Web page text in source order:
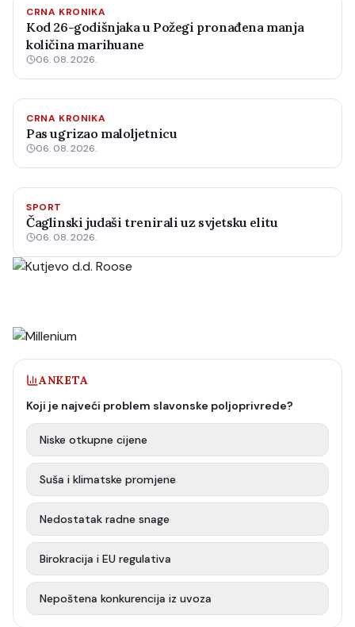
CRNA KRONIKA
Kod 26-godišnjaka u Požegi pronađena manja
količina marihuane
06. 08. 2026.
CRNA KRONIKA
Pas ugrizao maloljetnicu
06. 08. 2026.
SPORT
Čaglinski judaši trenirali uz svjetsku elitu
06. 08. 2026.
ANKETA
Koji je najveći problem slavonske poljoprivrede?
Niske otkupne cijene
Suša i klimatske promjene
Nedostatak radne snage
Birokracija i EU regulativa
Nepoštena konkurencija iz uvoza